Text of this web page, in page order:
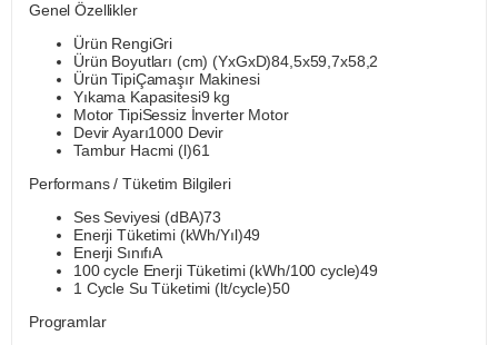
Genel Özellikler
Ürün RengiGri
Ürün Boyutları (cm) (YxGxD)84,5x59,7x58,2
Ürün TipiÇamaşır Makinesi
Yıkama Kapasitesi9 kg
Motor TipiSessiz İnverter Motor
Devir Ayarı1000 Devir
Tambur Hacmi (l)61
Performans / Tüketim Bilgileri
Ses Seviyesi (dBA)73
Enerji Tüketimi (kWh/Yıl)49
Enerji SınıfıA
100 cycle Enerji Tüketimi (kWh/100 cycle)49
1 Cycle Su Tüketimi (lt/cycle)50
Programlar